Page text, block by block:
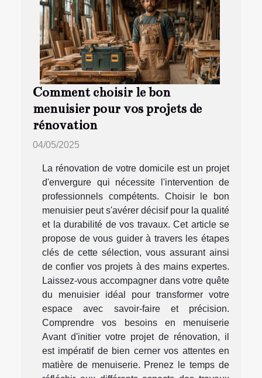
Comment choisir le bon
menuisier pour vos projets de
rénovation
04/05/2025
La rénovation de votre domicile est un projet
d'envergure qui nécessite l'intervention de
professionnels compétents. Choisir le bon
menuisier peut s'avérer décisif pour la qualité
et la durabilité de vos travaux. Cet article se
propose de vous guider à travers les étapes
clés de cette sélection, vous assurant ainsi
de confier vos projets à des mains expertes.
Laissez-vous accompagner dans votre quête
du menuisier idéal pour transformer votre
espace avec savoir-faire et précision.
Comprendre vos besoins en menuiserie
Avant d'initier votre projet de rénovation, il
est impératif de bien cerner vos attentes en
matière de menuiserie. Prenez le temps de